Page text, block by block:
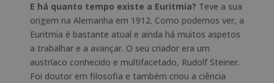
E há quanto tempo existe a Euritmia? Teve a sua
origem na Alemanha em 1912. Como podemos ver, a
Euritmia é bastante atual e ainda há muitos aspetos
a trabalhar e a avançar. O seu criador era um
austríaco conhecido e multifacetado, Rudolf Steiner.
Foi doutor em filosofia e também criou a ciência